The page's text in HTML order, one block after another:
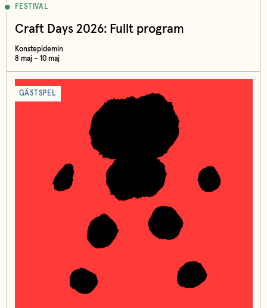
FESTIVAL
Craft Days 2026: Fullt program
Konstepidemin
8 maj – 10 maj
GÄSTSPEL